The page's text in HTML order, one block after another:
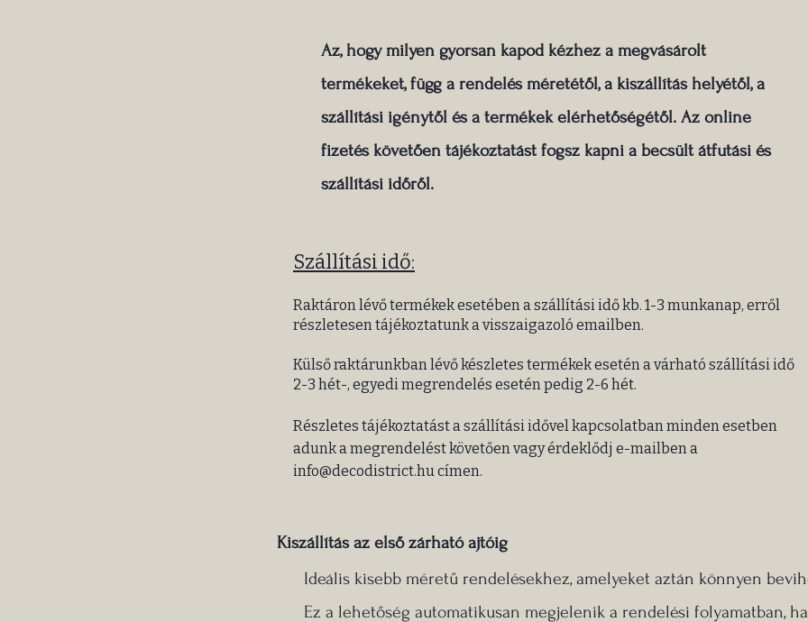
Az, hogy milyen gyorsan kapod kézhez a megvásárolt
termékeket, függ a rendelés méretétől, a kiszállítás helyétől, a
szállítási igénytől és a termékek elérhetőségétől. Az online
fizetés követően tájékoztatást fogsz kapni a becsült átfutási és
szállítási időről.
Szállítási idő:
Raktáron lévő termékek esetében a szállítási idő kb. 1-3 munkanap, erről
részletesen tájékoztatunk a visszaigazoló emailben.
Külső raktárunkban lévő készletes termékek esetén a várható szállítási idő
2-3 hét-, egyedi megrendelés esetén pedig 2-6 hét.
Részletes tájékoztatást a szállítási idővel kapcsolatban minden esetben
adunk a megrendelést követően vagy érdeklődj e-mailben a
info@decodistrict.hu címen.
Kiszállítás az első zárható ajtóig​
Ideális kisebb méretű rendelésekhez, amelyeket aztán könnyen
Ez a lehetőség automatikusan megjelenik a rendelési folyamatban,